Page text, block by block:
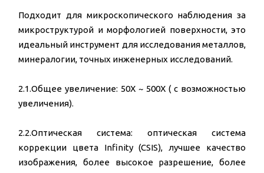
Подходит для микроскопического наблюдения за
микроструктурой и морфологией поверхности, это
идеальный инструмент для исследования металлов,
минералогии, точных инженерных исследований.
2.1.Общее увеличение: 50X ~ 500X ( с возможностью
увеличения).
2.2.Оптическая система: оптическая система
коррекции цвета Infinity (CSIS), лучшее качество
изображения, более высокое разрешение, более